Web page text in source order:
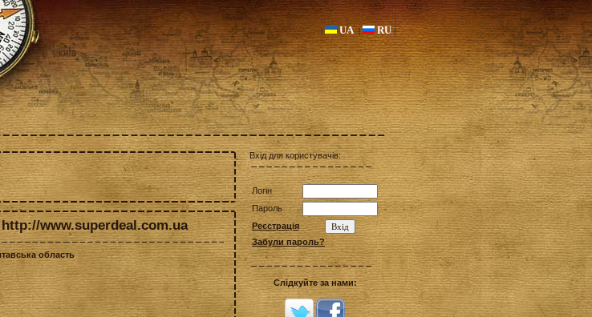
UA| RU|
http://www.superdeal.com.ua
область
Вхід для користувачів:
Логін
Пароль
Реєстрація
Забули пароль?
Слідкуйте за нами: